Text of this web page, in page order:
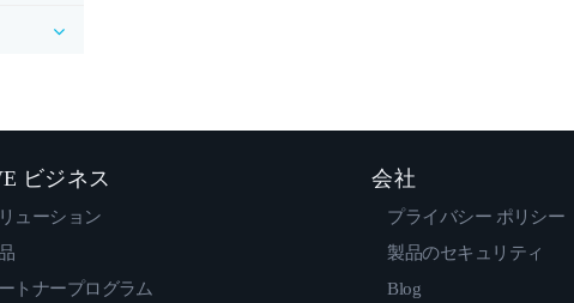
ビジネス
ューション
トナープログラム
会社
プライバシー ポリシー
製品のセキュリティ
Blog